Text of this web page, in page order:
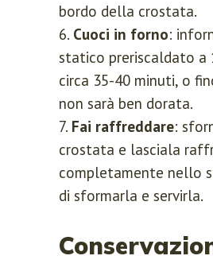
bordo della crostata.
Cuoci in forno:
statico preriscaldato a
circa 35-40 minuti, o
non sarà ben dorata.
Fai raffreddare:
crostata e lasciala
completamente nello
di sformarla e servirla.
LOGIN
Register now.
Set up a free account